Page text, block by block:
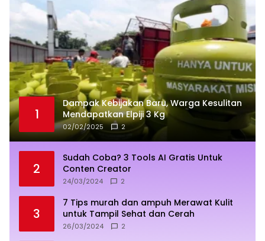
1
Dampak Kebijakan Baru, Warga Kesulitan
Mendapatkan Elpiji 3 Kg
02/02/2025 2
2
Sudah Coba? 3 Tools AI Gratis Untuk
Conten Creator
24/03/2024 2
3
7 Tips murah dan ampuh Merawat Kulit
untuk Tampil Sehat dan Cerah
26/03/2024 2